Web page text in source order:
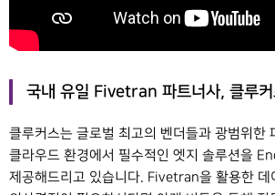
국내 유일 Fivetran 파트너사, 클루
클루커스는 글로벌 최고의 벤더들과 광범위한
클라우드 환경에서 필수적인 엣지 솔루션을
제공해드리고 있습니다. Fivetran을 활용한 데